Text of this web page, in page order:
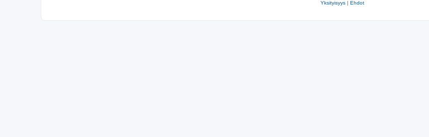
Yksityisyys | Ehdot